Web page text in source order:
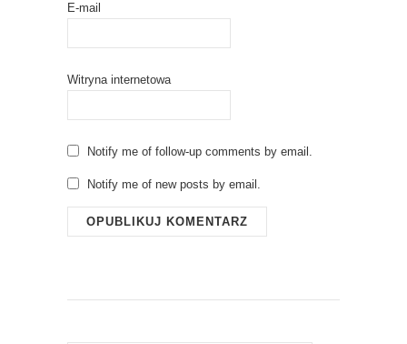
E-mail
Witryna internetowa
Notify me of follow-up comments by email.
Notify me of new posts by email.